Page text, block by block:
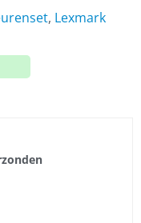
, Lexmark